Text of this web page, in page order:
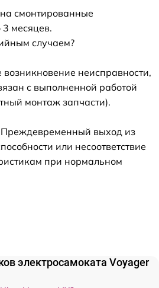
смонтированные
месяцев.
случаем?
неисправности,
с выполненной работой
монтаж запчасти).
выход из
или несоответствие
при нормальном
электросамоката Voyager